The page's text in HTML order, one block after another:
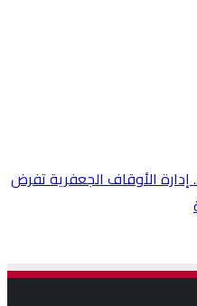
إدارة الأوقاف الجعفرية تفرض